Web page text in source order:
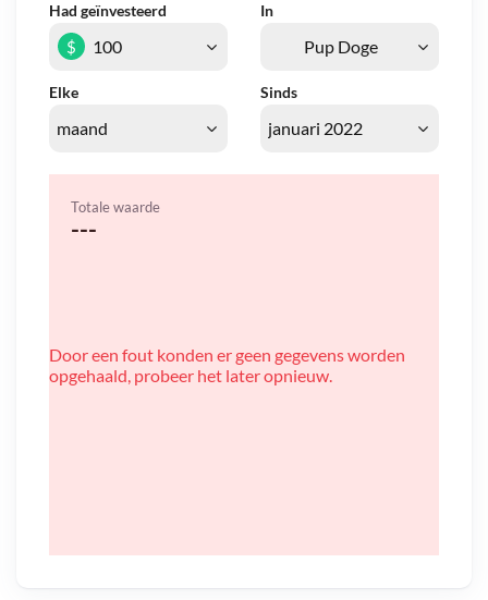
Had geïnvesteerd In
Elke Sinds
$
Totale waarde
---
Door een fout konden er geen gegevens worden
opgehaald, probeer het later opnieuw.